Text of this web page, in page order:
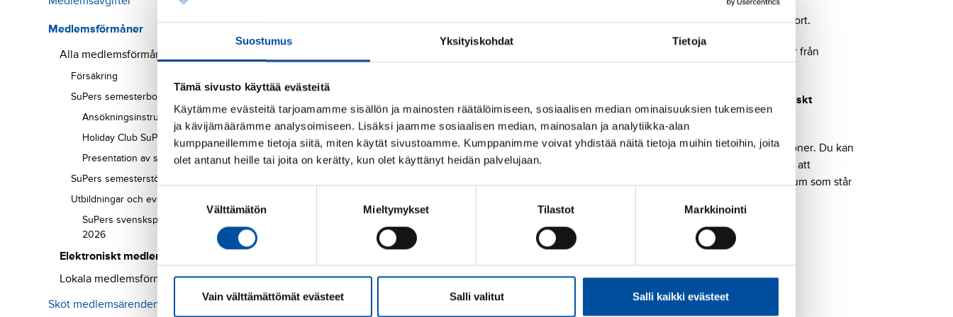
Suostumus Yksityiskohdat Tietoja
Tämä sivusto käyttää evästeitä
Käytämme evästeitä tarjoamamme sisällön ja mainosten räätälöimiseen, sosiaalisen median ominaisuuksien tukemiseen
ja kävijämäärämme analysoimiseen. Lisäksi jaamme sosiaalisen median, mainosalan ja analytiikka-alan
kumppaneillemme tietoja siitä, miten käytät sivustoamme. Kumppanimme voivat yhdistää näitä tietoja muihin tietoihin, joita
olet antanut heille tai joita on kerätty, kun olet käyttänyt heidän palvelujaan.
Välttämätön Mieltymykset Tilastot Markkinointi
Vain välttämättömät evästeet Salli valitut Salli kaikki evästeet
Medlemsförmåner
Alla medlemsförmåner
Försäkring
SuPers semesterbostäder
Ansökningsinstruktioner
Holiday Club SuPer
Presentation av semesterbostäder
SuPers semesterstöd
Utbildningar och evenemang
SuPers svenskspråkiga studiedag
2026
Elektroniskt medlemskort
Lokala medlemsförmåner
Sköt medlemsärenden
Det finns två typer av medlemskort: ett elektroniskt medlemskort och ett plastkort.
Med medlemskortet kan du styrka ditt medlemskap för att få tillgång till rabatter från
Elektroniskt
medlemskort, så det är alltid lätt tillgängligt.
Plastkortet behöver du endast om du vill använda bränsleförmånen på St1-stationer. Du kan
beställa det via Oma SuPer under avsnittet
. Medlemskorten kommer att
uppdateras från och med början av 2026. Ditt medlemskort är giltigt till det datum som står
Alla medlemsförmåner